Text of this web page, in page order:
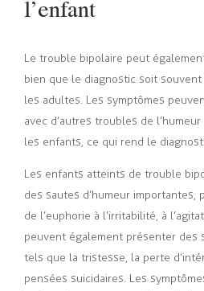
l’enfant
Le trouble bipolaire peut
bien que le diagnostic soit
les adultes. Les symptômes
avec d’autres troubles de
les enfants, ce qui rend le
Les enfants atteints de trouble
des sautes d’humeur importantes,
de l’euphorie à l’irritabilité, à
peuvent également présenter des
tels que la tristesse, la perte
pensées suicidaires. Les